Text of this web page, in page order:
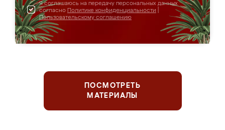
Я соглашаюсь на передачу персональных данных
согласно Политике конфиденциальности
Пользовательскому соглашению
ПОСМОТРЕТЬ
МАТЕРИАЛЫ